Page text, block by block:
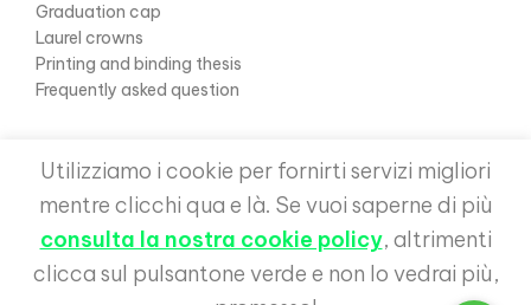
Graduation cap
Laurel crowns
Printing and binding thesis
Frequently asked question
Utilizziamo i cookie per fornirti servizi migliori
mentre clicchi qua e là. Se vuoi saperne di più
consulta la nostra cookie policy, altrimenti
clicca sul pulsantone verde e non lo vedrai più,